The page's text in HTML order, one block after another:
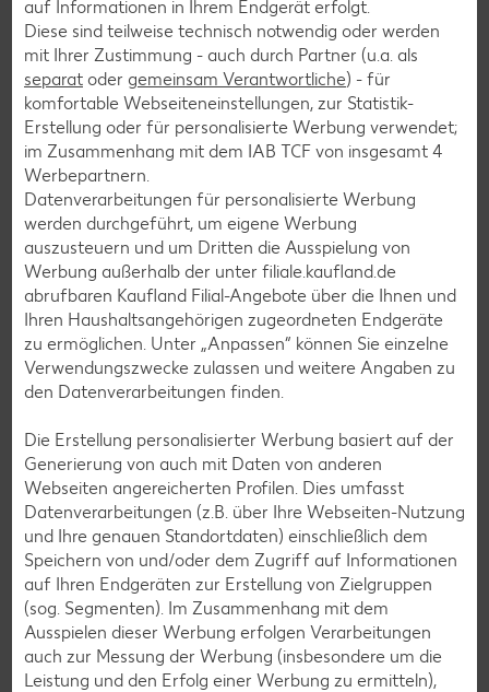
Pfannkuchen-Rezepte
Plätzchen-Rezepte
Smoothie-Rezepte
Bowle-Rezepte
Cocktail-Rezepte
Avocado-Rezepte
Erdbeer-Rezepte
Blaubeer-Rezepte
Bananen-Rezepte
Zurück zu allen Rezepten
auf Informationen in Ihrem Endgerät erfolgt.
Diese sind teilweise technisch notwendig oder werden
mit Ihrer Zustimmung - auch durch Partner (u.a. als
separat oder gemeinsam Verantwortliche) - für
komfortable Webseiteneinstellungen, zur Statistik-
Erstellung oder für personalisierte Werbung verwendet;
im Zusammenhang mit dem IAB TCF von insgesamt 4
Werbepartnern.
Datenverarbeitungen für personalisierte Werbung
werden durchgeführt, um eigene Werbung
auszusteuern und um Dritten die Ausspielung von
Werbung außerhalb der unter filiale.kaufland.de
abrufbaren Kaufland Filial-Angebote über die Ihnen und
Ihren Haushaltsangehörigen zugeordneten Endgeräte
zu ermöglichen. Unter „Anpassen“ können Sie einzelne
Verwendungszwecke zulassen und weitere Angaben zu
den Datenverarbeitungen finden.
Die Erstellung personalisierter Werbung basiert auf der
Generierung von auch mit Daten von anderen
Webseiten angereicherten Profilen. Dies umfasst
Datenverarbeitungen (z.B. über Ihre Webseiten-Nutzung
und Ihre genauen Standortdaten) einschließlich dem
Speichern von und/oder dem Zugriff auf Informationen
auf Ihren Endgeräten zur Erstellung von Zielgruppen
(sog. Segmenten). Im Zusammenhang mit dem
Ausspielen dieser Werbung erfolgen Verarbeitungen
auch zur Messung der Werbung (insbesondere um die
Leistung und den Erfolg einer Werbung zu ermitteln),